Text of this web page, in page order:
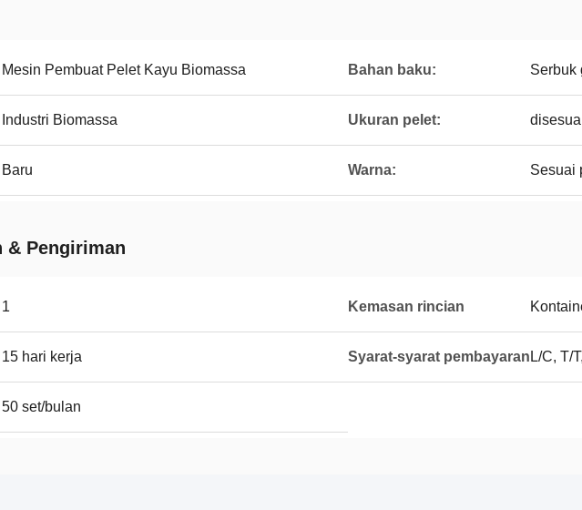
Mesin Pembuat Pelet Kayu Biomassa Bahan baku: Serbuk
Industri Biomassa Ukuran pelet:
Baru Warna: Sesuai
& Pengiriman
1 Kemasan rincian
15 hari kerja Syarat-syarat pembayaran L/C, T/
50 set/bulan